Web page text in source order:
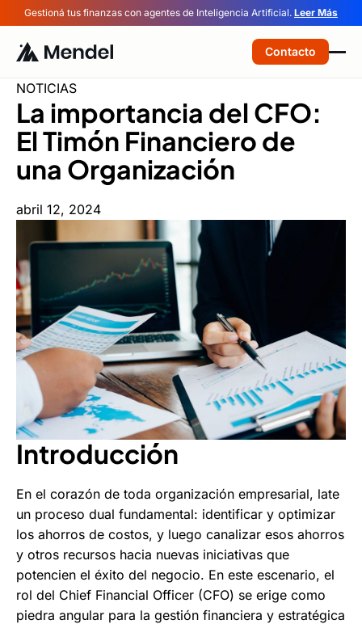
Gestioná tus finanzas con agentes de Inteligencia Artificial. Leer Más
Contacto
NOTICIAS
La importancia del CFO:
El Timón Financiero de
una Organización
abril 12, 2024
Introducción
En el corazón de toda organización empresarial, late
un proceso dual fundamental: identificar y optimizar
los ahorros de costos, y luego canalizar esos ahorros
y otros recursos hacia nuevas iniciativas que
potencien el éxito del negocio. En este escenario, el
rol del Chief Financial Officer (CFO) se erige como
piedra angular para la gestión financiera y estratégica